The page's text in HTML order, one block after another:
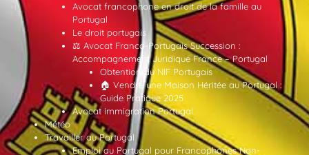
Avocat francophone en droit de la famille au
Portugal
Le droit portugais
⚖️ Avocat Franco-Portugais Succession :
Accompagnement Juridique France – Portugal
Obtention du NIF Portugais
🏠 Vendre une Maison Héritée au Portugal :
Guide Pratique 2025
Avocat immigration Portugal
Météo
Travailler au Portugal
Emploi au Portugal pour Francophones Non-